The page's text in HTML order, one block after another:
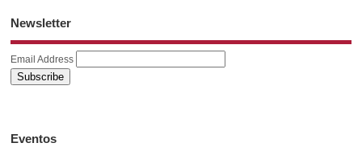
Newsletter
Email Address
Eventos